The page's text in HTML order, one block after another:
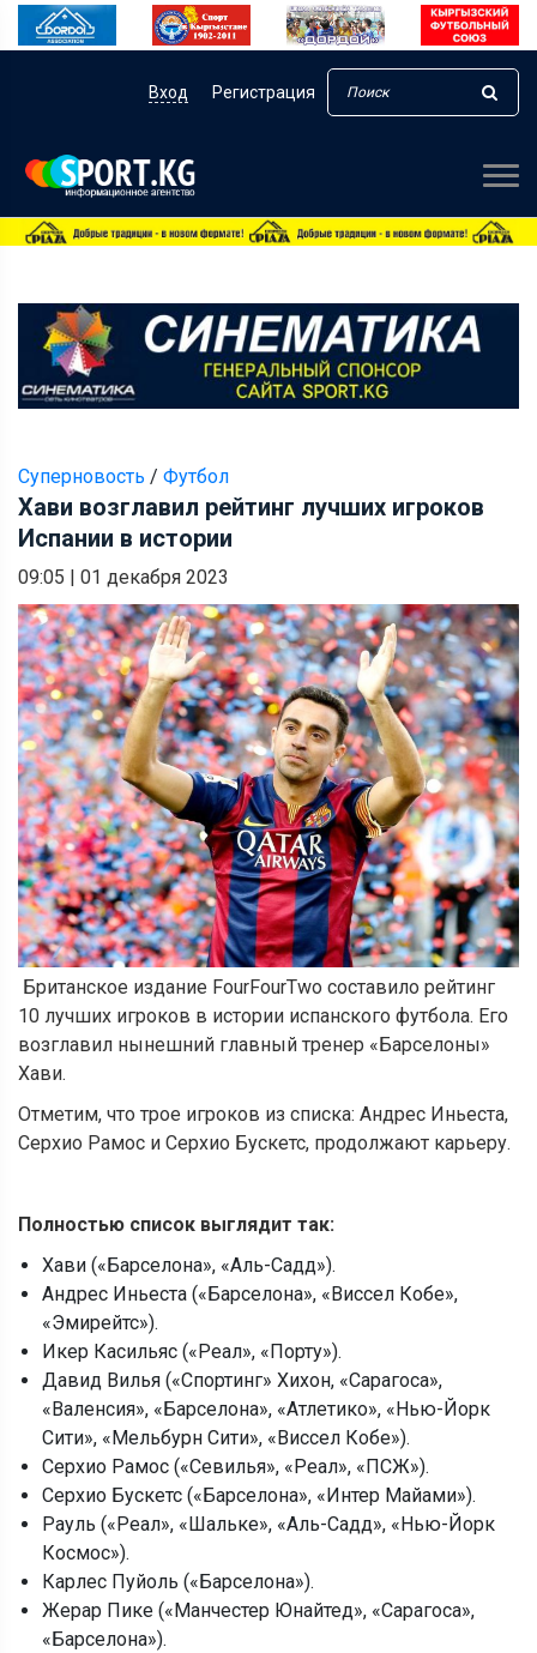
Вход Регистрация
Суперновость / Футбол
Хави возглавил рейтинг лучших игроков
Испании в истории
09:05 | 01 декабря 2023
Британское издание FourFourTwo составило рейтинг
10 лучших игроков в истории испанского футбола. Его
возглавил нынешний главный тренер «Барселоны»
Хави.
Отметим, что трое игроков из списка: Андрес Иньеста,
Серхио Рамос и Серхио Бускетс, продолжают карьеру.
Полностью список выглядит так:
Хави («Барселона», «Аль-Садд»).
Андрес Иньеста («Барселона», «Виссел Кобе»,
«Эмирейтс»).
Икер Касильяс («Реал», «Порту»).
Давид Вилья («Спортинг» Хихон, «Сарагоса»,
«Валенсия», «Барселона», «Атлетико», «Нью-Йорк
Сити», «Мельбурн Сити», «Виссел Кобе»).
Серхио Рамос («Севилья», «Реал», «ПСЖ»).
Серхио Бускетс («Барселона», «Интер Майами»).
Рауль («Реал», «Шальке», «Аль-Садд», «Нью-Йорк
Космос»).
Карлес Пуйоль («Барселона»).
Жерар Пике («Манчестер Юнайтед», «Сарагоса»,
«Барселона»).